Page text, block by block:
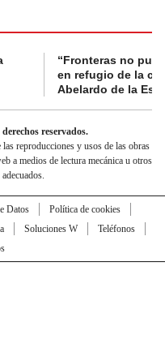
“Fronteras no
en refugio de la
Abelardo de la
reservados.
reproducciones y usos de las obras
a medios de lectura mecánica u otros
Datos
Política de cookies
Soluciones W
Teléfonos